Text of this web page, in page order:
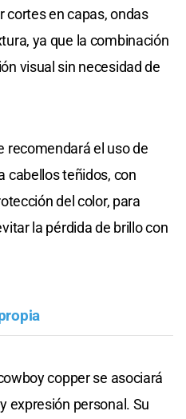
cortes en capas, ondas
ya que la combinación
visual sin necesidad de
recomendará el uso de
cabellos teñidos, con
del color, para
la pérdida de brillo con
copper se asociará
expresión personal. Su